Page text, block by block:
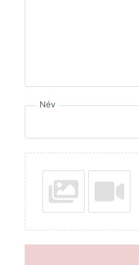
Név